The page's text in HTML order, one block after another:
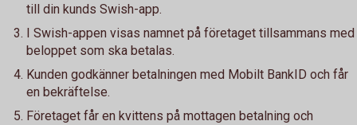
till din kunds Swish-app.
I Swish-appen visas namnet på företaget tillsammans med
beloppet som ska betalas.
Kunden godkänner betalningen med Mobilt BankID och får
en bekräftelse.
Företaget får en kvittens på mottagen betalning och